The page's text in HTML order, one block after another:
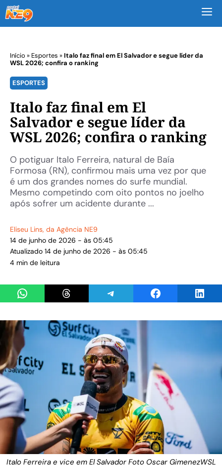
Início » Esportes »Italo faz final em El Salvador e segue líder da
WSL 2026; confira o ranking
ESPORTES
Italo faz final em El
Salvador e segue líder da
WSL 2026; confira o ranking
O potiguar Italo Ferreira, natural de Baía
Formosa (RN), confirmou mais uma vez por que
é um dos grandes nomes do surfe mundial.
Mesmo competindo com oito pontos no joelho
após sofrer um acidente durante ...
Eliseu Lins, da Agência NE9
14 de junho de 2026 - às 05:45
Atualizado 14 de junho de 2026 - às 05:45
4 min de leitura
Share on WhatsAppShare on ThreadsShare on TelegramShare on Facebook
Italo Ferreira e vice em El Salvador Foto Oscar GimenezWSL